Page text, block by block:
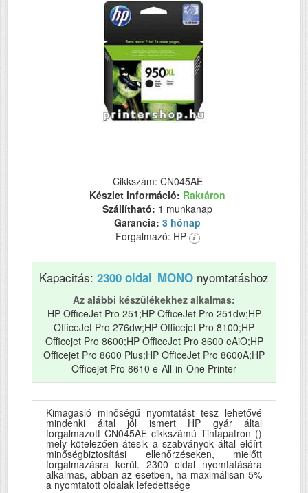
Cikkszám: CN045AE
Készlet információ: Raktáron
Szállítható: 1 munkanap
Garancia: 3 hónap
Forgalmazó: HP
Kapacitás: 2300 oldal MONO nyomtatáshoz
Az alábbi készülékekhez alkalmas:
HP OfficeJet Pro 251;HP OfficeJet Pro 251dw;HP
OfficeJet Pro 276dw;HP Officejet Pro 8100;HP
Officejet Pro 8600;HP OfficeJet Pro 8600 eAiO;HP
Officejet Pro 8600 Plus;HP OfficeJet Pro 8600A;HP
Officejet Pro 8610 e-All-in-One Printer
Kimagasló minőségű nyomtatást tesz lehetővé
mindenki által jól ismert HP gyár által
forgalmazott CN045AE cikkszámú Tintapatron ()
mely kötelezően átesik a szabványok által előírt
minőségbiztosítási ellenőrzéseken, mielőtt
forgalmazásra kerül. 2300 oldal nyomtatására
alkalmas, abban az esetben, ha maximálisan 5%
a nyomtatott oldalak lefedettsége